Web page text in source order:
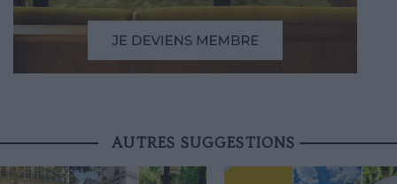
AUTRES SUGGESTIONS